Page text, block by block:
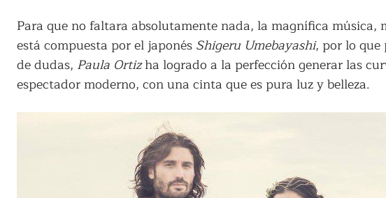
Para que no faltara absolutamente nada, la magnífica música,
está compuesta por el japonés Shigeru Umebayashi, por lo que
de dudas, Paula Ortizha logrado a la perfección generar las
espectador moderno, con una cinta que es pura luz y belleza.